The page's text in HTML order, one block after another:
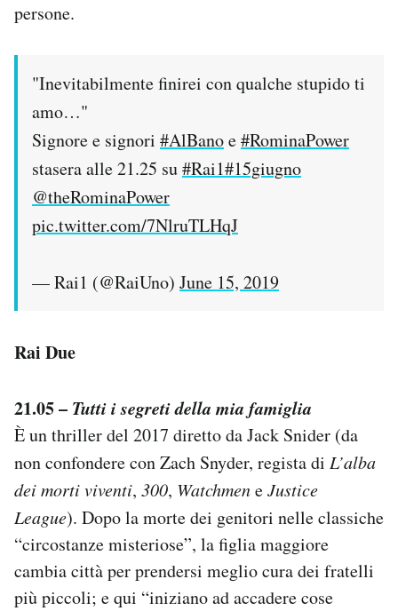
persone.
"Inevitabilmente finirei con qualche stupido ti
amo…"
Signore e signori #AlBanoe#RominaPower
stasera alle 21.25 su#Rai1#15giugno
@theRominaPower
pic.twitter.com/7NlruTLHqJ
— Rai1 (@RaiUno) June 15, 2019
Rai Due
21.05 – Tutti i segreti della mia famiglia
È un thriller del 2017 diretto da Jack Snider (da
non confondere con Zach Snyder, regista di L’alba
dei morti viventi, 300, WatchmeneJustice
League). Dopo la morte dei genitori nelle classiche
“circostanze misteriose”, la figlia maggiore
cambia città per prendersi meglio cura dei fratelli
più piccoli; e qui “iniziano ad accadere cose